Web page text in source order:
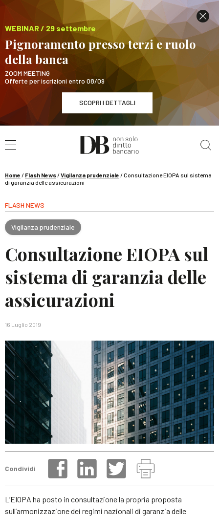
WEBINAR / 29 settembre
Pignoramento presso terzi e ruolo
della banca
ZOOM MEETING
Offerte per iscrizioni entro 08/09
SCOPRI I DETTAGLI
WEBINAR / 29 settembre
Pignoramento presso terzi e ruolo della banca
Home / Flash News/Vigilanza prudenziale /Consultazione EIOPA sul sistema
di garanzia delle assicurazioni
FLASH NEWS
Vigilanza prudenziale
Consultazione EIOPA sul
sistema di garanzia delle
assicurazioni
16 Luglio 2019
Condividi
L’EIOPA ha posto in consultazione la propria proposta
sull’armonizzazione dei regimi nazionali di garanzia delle